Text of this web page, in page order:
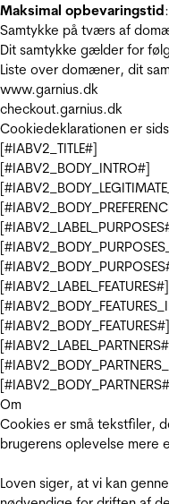
Maksimal opbevaringstid
Samtykke på tværs af
Dit samtykke gælder for
Liste over domæner, dit
www.garnius.dk
checkout.garnius.dk
Cookiedeklarationen er
[#IABV2_TITLE#]
[#IABV2_BODY_INTRO#]
[#IABV2_LABEL_FEATURES#]
[#IABV2_BODY_FEATURES#]
Om
Cookies er små tekstfiler,
brugerens oplevelse mere
Loven siger, at vi kan